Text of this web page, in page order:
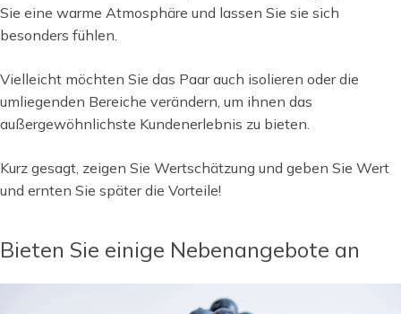
Sie eine warme Atmosphäre und lassen Sie sie sich
besonders fühlen.
Vielleicht möchten Sie das Paar auch isolieren oder die
umliegenden Bereiche verändern, um ihnen das
außergewöhnlichste Kundenerlebnis zu bieten.
Kurz gesagt, zeigen Sie Wertschätzung und geben Sie Wert
und ernten Sie später die Vorteile!
Bieten Sie einige Nebenangebote an